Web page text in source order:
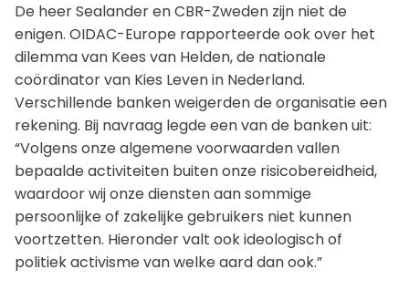
De heer Sealander en CBR-Zweden zijn niet de
enigen. OIDAC-Europe rapporteerde ook over het
dilemma van Kees van Helden, de nationale
coördinator van Kies Leven in Nederland.
Verschillende banken weigerden de organisatie een
rekening. Bij navraag legde een van de banken uit:
“Volgens onze algemene voorwaarden vallen
bepaalde activiteiten buiten onze risicobereidheid,
waardoor wij onze diensten aan sommige
persoonlijke of zakelijke gebruikers niet kunnen
voortzetten. Hieronder valt ook ideologisch of
politiek activisme van welke aard dan ook.”